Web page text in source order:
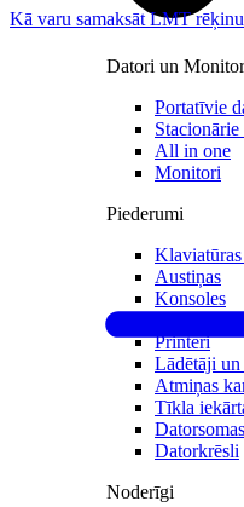
Datori un
Portatīvie
Stacionārie
All in one
Monitori
Piederumi
Austiņas
Konsoles
Printeri
Lādētāji un
Atmiņas
Tīkla
Datorsomas
Datorkrēsli
Noderīgi
Kā varu samaksāt LMT